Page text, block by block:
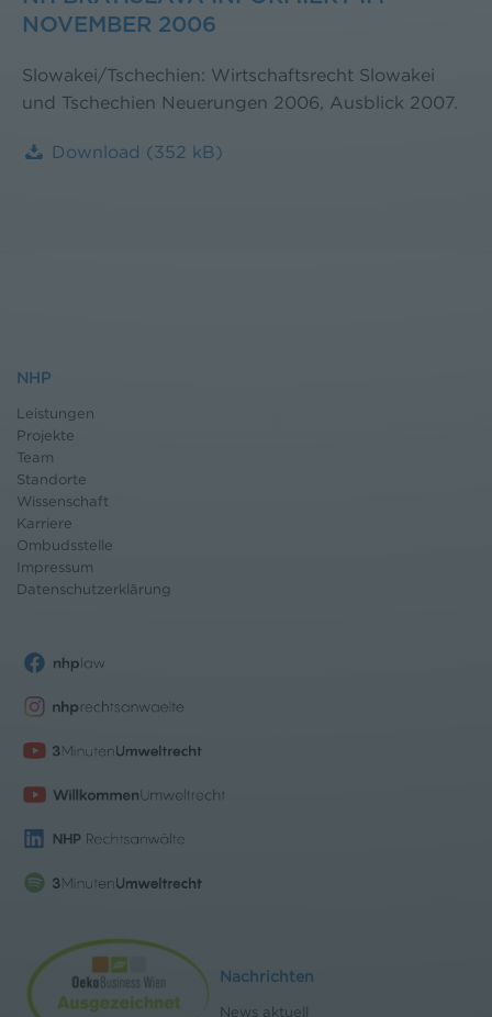
NOVEMBER 2006
Slowakei/Tschechien: Wirtschaftsrecht Slowakei
und Tschechien Neuerungen 2006, Ausblick 2007.
Download (352 kB)
NHP
Leistungen
Projekte
Team
Standorte
Wissenschaft
Karriere
Ombudsstelle
Impressum
Datenschutzerklärung
Nachrichten
News aktuell